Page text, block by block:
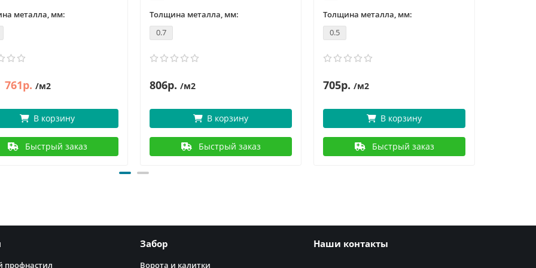
металла, мм:
761р. /м2
В корзину
Быстрый заказ
Толщина металла, мм:
0.7
806р. /м2
В корзину
Быстрый заказ
Толщина металла, мм:
0.5
705р. /м2
В корзину
Быстрый заказ
профнастил
Забор
Ворота и калитки
Наши контакты